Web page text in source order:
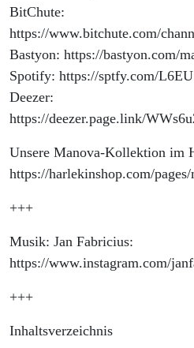
BitChute:
https://www.bitchute.com/
Bastyon: https://bastyon.com/
Spotify: https://sptfy.com/L6EU
Deezer:
https://deezer.page.link/
Unsere Manova-Kollektion im
https://harlekinshop.com/pages/
+++
Musik: Jan Fabricius:
https://www.instagram.com/
+++
Inhaltsverzeichnis